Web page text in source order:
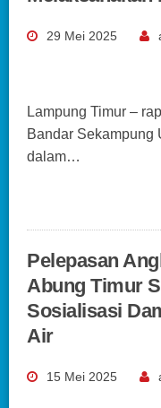
29 Mei 2025
Lampung Timur –
Bandar Sekampung
dalam…
Pelepasan
Abung Timur
Sosialisasi
Air
15 Mei 2025